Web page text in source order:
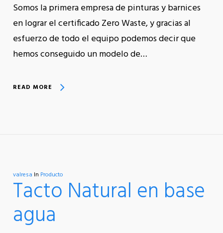
Somos la primera empresa de pinturas y barnices
en lograr el certificado Zero Waste, y gracias al
esfuerzo de todo el equipo podemos decir que
hemos conseguido un modelo de…
READ MORE
valresa In Producto
Tacto Natural en base
agua